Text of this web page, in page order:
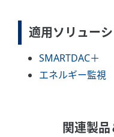
適用ソリュー
SMARTDAC＋
エネルギー監視
関連製